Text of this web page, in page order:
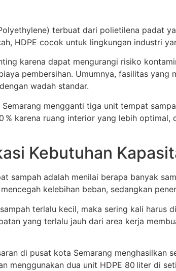
terbuat dari polietilena padat
HDPE cocok untuk lingkungan industri
karena dapat mengurangi risiko
pembersihan. Umumnya, fasilitas
wadah standar.
mengganti tiga unit tempat
karena ruang interior yang lebih
Kebutuhan
sampah adalah menilai berapa banyak
kelebihan beban, sedangkan
terlalu kecil, maka sering kali harus
yang terlalu jauh dari area kerja
di pusat kota Semarang menghasilkan
menggunakan dua unit HDPE 80 liter di